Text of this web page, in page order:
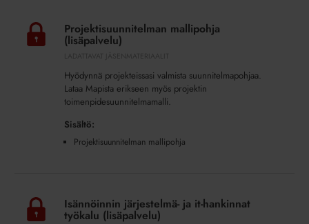
mallipohja
(lisäpalvelu)
Projektisuunnitelman mallipohja
(lisäpalvelu)
Hyödynnä projekteissasi valmista suunnitelmapohjaa.
Lataa Mapista erikseen myös projektin
toimenpidesuunnitelmamalli.
Sisältö:
Projektisuunnitelman mallipohja
järjestelmä-
Isännöinnin järjestelmä- ja it-hankinnat
työkalu (lisäpalvelu)